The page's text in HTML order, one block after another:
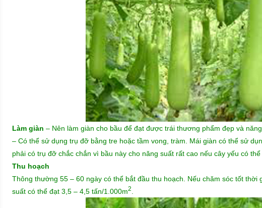
Làm giàn – Nên làm giàn cho bầu để đạt được trái thương phẩm đẹp và năng
– Có thể sử dụng trụ đỡ bằng tre hoặc tầm vong, tràm. Mái giàn có thể sử
phải có trụ đỡ chắc chắn vì bầu này cho năng suất rất cao nếu cây yếu có thể
Thu hoạch
Thông thường 55 – 60 ngày có thể bắt đầu thu hoạch. Nếu chăm sóc tốt thời
suất có thể đạt 3,5 – 4,5 tấn/1.000m2